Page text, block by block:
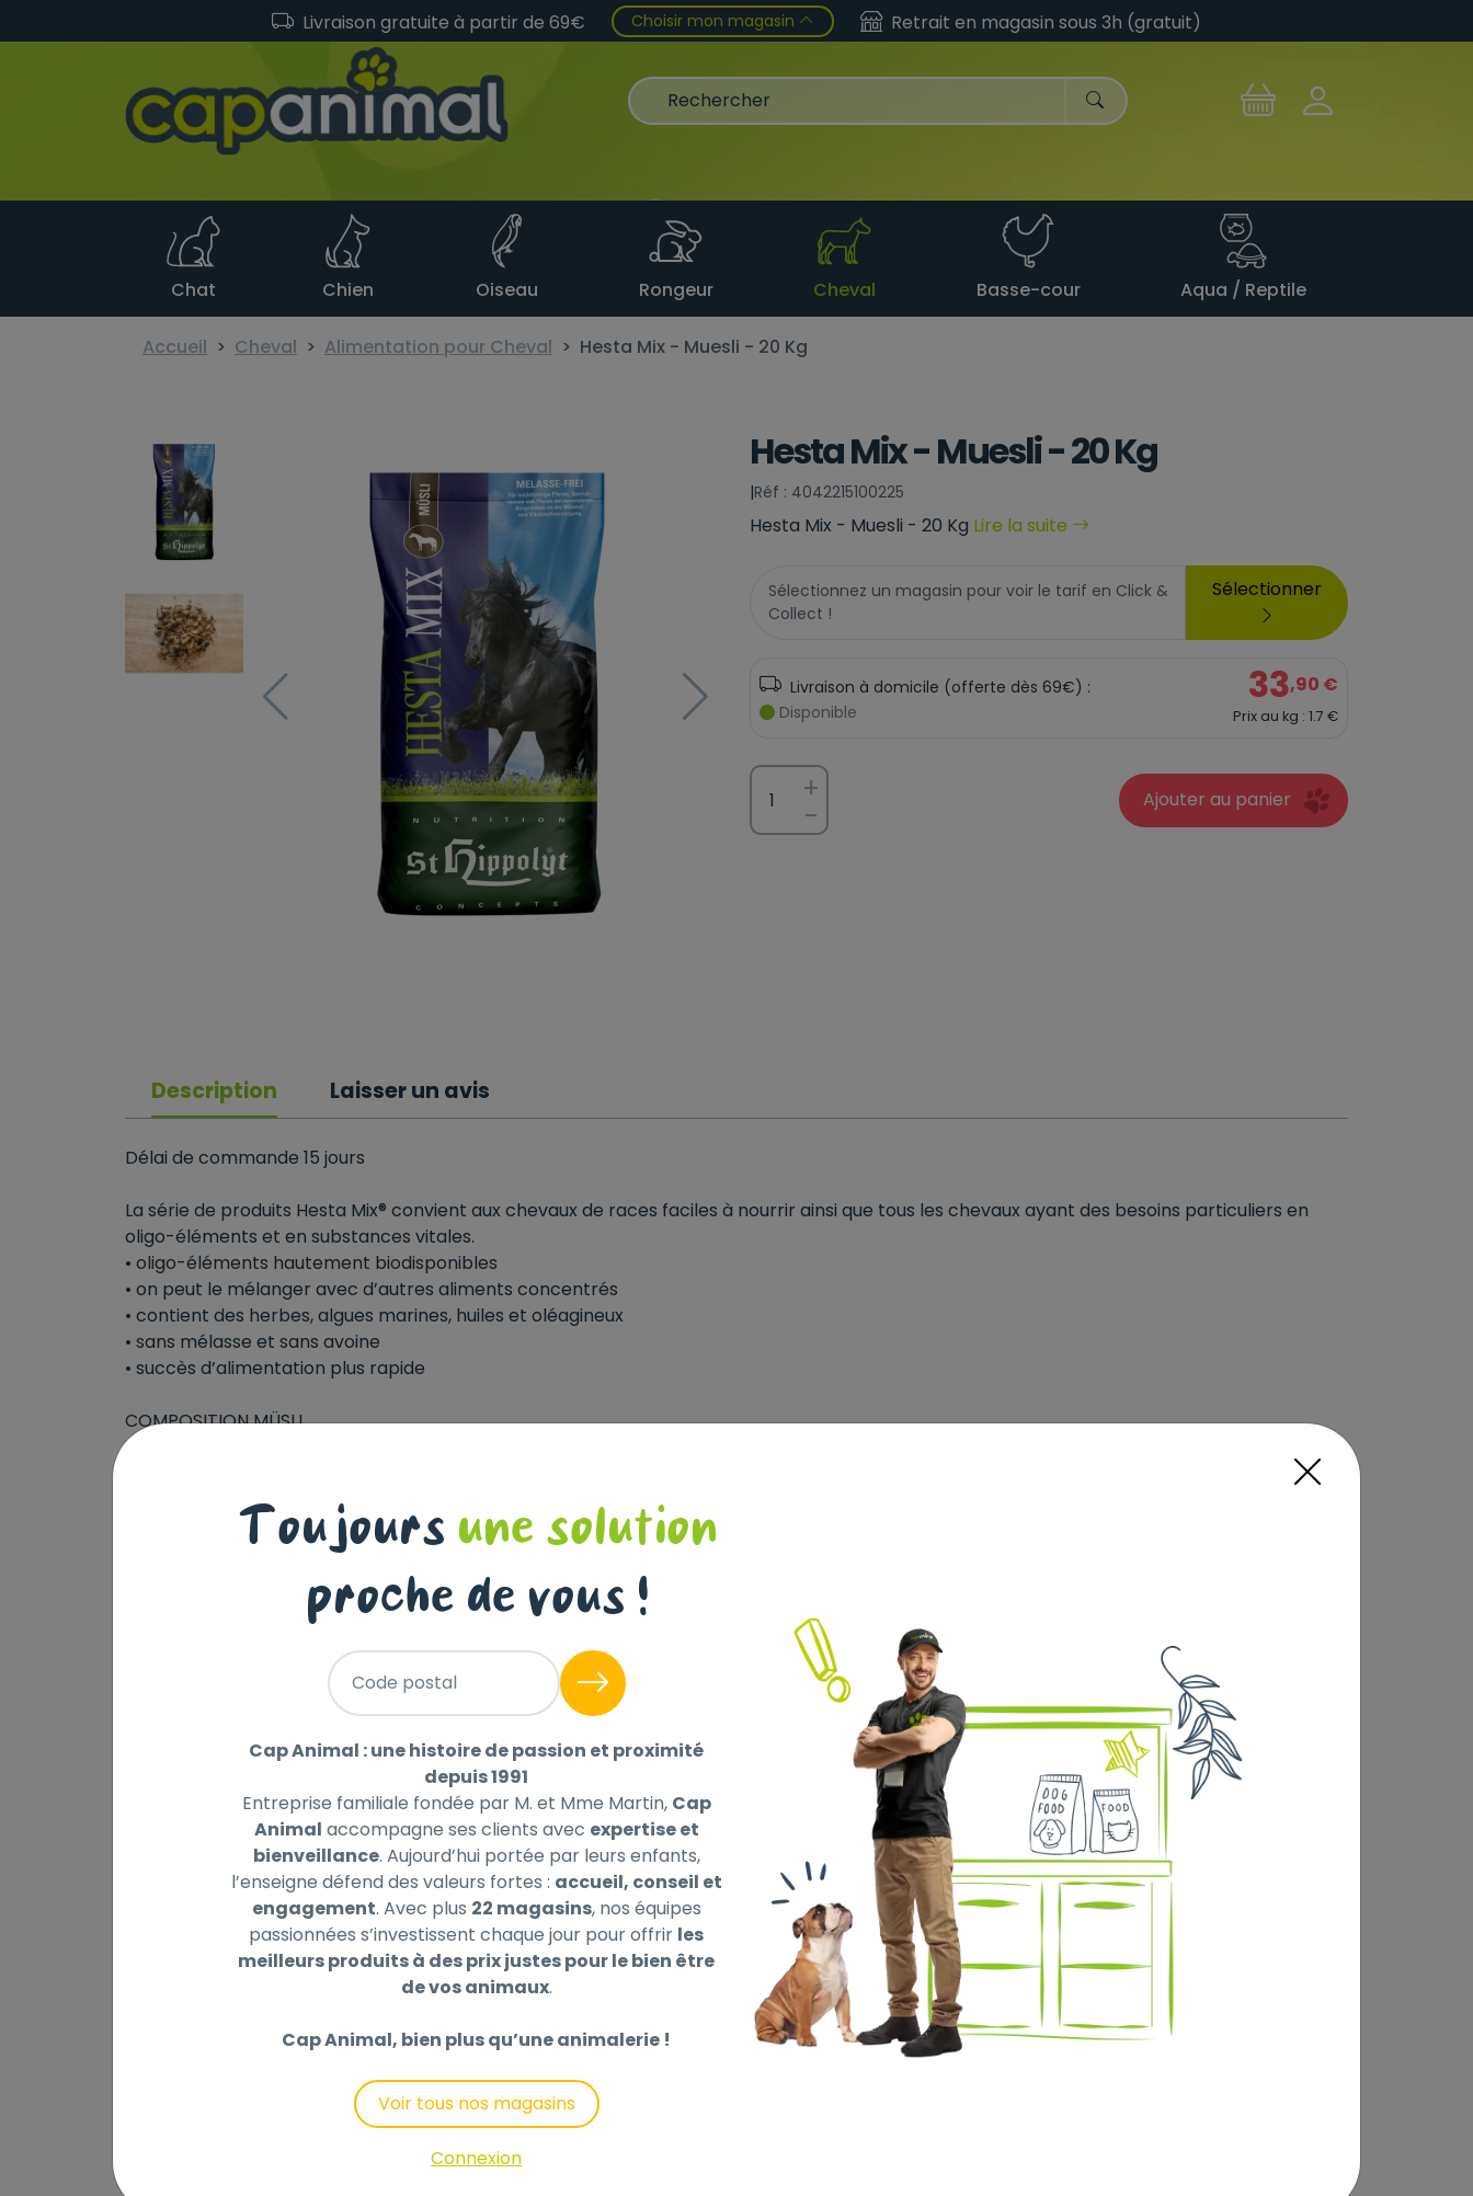
Livraison gratuite à partir de 69€ Choisir mon magasin Retrait en magasin sous 3h (gratuit)
Chat Chien Oiseau Rongeur Cheval Basse-cour Aqua / Reptile
Accueil Cheval Alimentation pour Cheval Hesta Mix - Muesli - 20 Kg
Hesta Mix - Muesli - 20 Kg
|Réf : 4042215100225
Hesta Mix - Muesli - 20 Kg Lire la suite
Sélectionnez un magasin pour voir le tarif en Click &
Collect !
Sélectionner
Livraison à domicile (offerte dès 69€) :
Disponible
33,90 €
Prix au kg : 1.7 €
+
- Ajouter au panier
Description Laisser un avis
Délai de commande 15 jours
La série de produits Hesta Mix® convient aux chevaux de races faciles à nourrir ainsi que tous les chevaux ayant des besoins particuliers en
oligo-éléments et en substances vitales.
• oligo-éléments hautement biodisponibles
• on peut le mélanger avec d’autres aliments concentrés
• contient des herbes, algues marines, huiles et oléagineux
• sans mélasse et sans avoine
• succès d’alimentation plus rapide
COMPOSITION MÜSLI
Flocons d’orge, flocons de maïs, luzerne hachée, pommes séchées, sirop de pomme, PalaSyrup (mél. d'isomaltulose), son de blé, son d’avoine,
mélange, d‘huile de graines (de lin, de tournesol, de fenouil, de cumin noir) 2,8 %, mélange d´huile (de lin, de tournesol, de germes de maïs)
pressée à froid 2,6 %, fines herbes (coriandre, sauge, menthe poivrée, fenouil, marjolaine) 2,5 %, morceaux de betteraves sucrières, germes de
maïs, carbonate de calcium (marine et d’origine minérale), peaux de raisin, sel, extrait des pèpins de raisin, levure de bière, germes de blé,
farine d’algues marines, mélange de levure de bière et de malt, germes d’orge, ail, protéine de pois, acetate de magnésium, sulfate de
magnésium, vinaigre de fruits
DOSAGE RECOMMANDÉ
En tant que complément alimentaire pour l’alimentation de base habituelle avec fourrage grossier de qualité supérieure et / ou herbage. À
Classic: env. 150–250 g 1 Litre équivaut à env. 750 g
Müsli: env. 200–300 g 1 Litre équivaut à env. 600 g
Light: env. 100–150 g 1 Litre équivaut à env. 550 g
aucune minéralisation supplémentaire n'est nécessaire. La quantité totale d'aliments doit être divisée en plusieurs rations. Si vous utilisez une
dose plus faible ou en cas de carence, nous vous recommandons d’utiliser également SemperMin® ou MicroVital®.
ÉLÉMENTS CONSTITUTIFS
.............................................. Classic.............Müsli..........Energy
Protéines brutes................. 10,00 %........ 10,00 %........ 10,00 %
Matières grasses br..............4,30 %..........4,80 %.......... 6,00 %
Fibres brutes......................12,00 %..........9,00 %........ 12,00 %
Cendres brutes.....................9,40 %..........9,00 %........ 11,00 %
Protéine brute digestible... 68 g/kg........ 78 g/kg........ 80 g/kg
Énergie digestible........ 11,0 MJ/kg...11,5 MJ/kg...10,0 MJ/kg
Énergie métabolisable. 10,2 MJ/kg...10,5 MJ/kg.....9,2 MJ/kg
Amidon...............................17,50 %........23,00 %........ 12,70 %
Sucre.....................................4,00 %..........9,00 %.......... 8,70 %
Calcium.................................1,25 %..........1,10 %.......... 1,40 %
Toujours une solution
proche de vous !
Code postal
Cap Animal : une histoire de passion et proximité
depuis 1991
Entreprise familiale fondée par M. et Mme Martin, Cap
Animal accompagne ses clients avec expertise et
bienveillance. Aujourd’hui portée par leurs enfants,
l’enseigne défend des valeurs fortes : accueil, conseil et
engagement. Avec plus 22 magasins, nos équipes
passionnées s’investissent chaque jour pour offrir les
meilleurs produits à des prix justes pour le bien être
de vos animaux.
Cap Animal, bien plus qu’une animalerie !
Voir tous nos magasins
Connexion